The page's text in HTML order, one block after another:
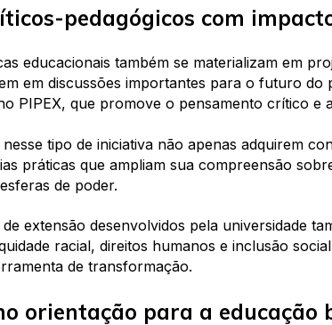
pedagógicos com
educacionais também se materializam em
em discussões importantes para o futuro do
PIPEX, que promove o pensamento crítico e
tipo de iniciativa não apenas adquirem
práticas que ampliam sua compreensão
de poder.
extensão desenvolvidos pela universidade
racial, direitos humanos e inclusão
de transformação.
orientação para a educação